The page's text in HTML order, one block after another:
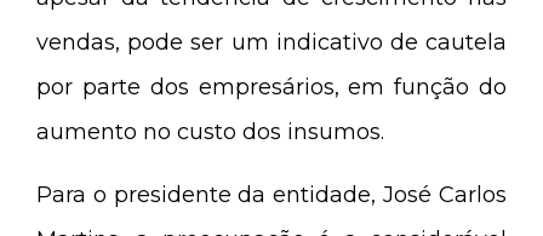
vendas, pode ser um indicativo de cautela
por parte dos empresários, em função do
aumento no custo dos insumos.
Para o presidente da entidade, José Carlos